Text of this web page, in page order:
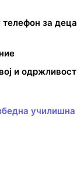
за деца
и одржливост
училишна